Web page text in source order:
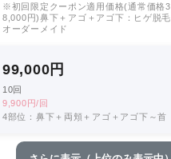
※初回限定クーポン適用価格(通常価格3
8,000円)鼻下＋アゴ＋アゴ下：ヒゲ脱毛
オーダーメイド
99,000 円
10回
9,900円/回
4部位：鼻下＋両頬＋アゴ＋アゴ下～首